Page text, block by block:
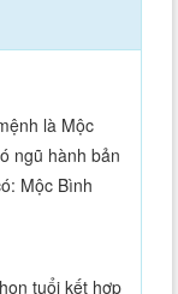
là Mộc
ngũ hành bản
Mộc Bình
tuổi kết hợp